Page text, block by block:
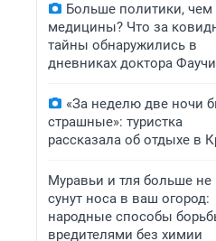
Больше политики, чем
медицины? Что за
тайны обнаружились в
дневниках доктора Фаучи
«За неделю две ночи
страшные»: туристка
рассказала об отдыхе в
Муравьи и тля больше не
сунут носа в ваш огород:
народные способы
вредителями без химии